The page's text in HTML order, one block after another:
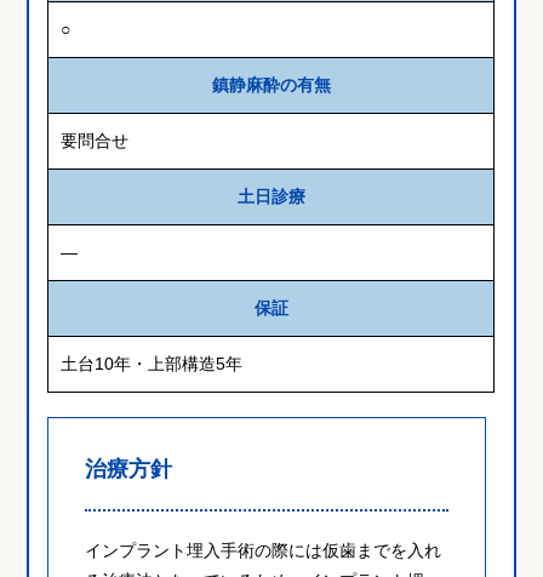
○
鎮静麻酔の有無
要問合せ
土日診療
―
保証
土台10年・上部構造5年
治療方針
インプラント埋入手術の際には仮歯までを入れ